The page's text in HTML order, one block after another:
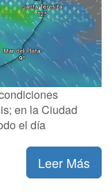
en la Ciudad
el día
Leer Más